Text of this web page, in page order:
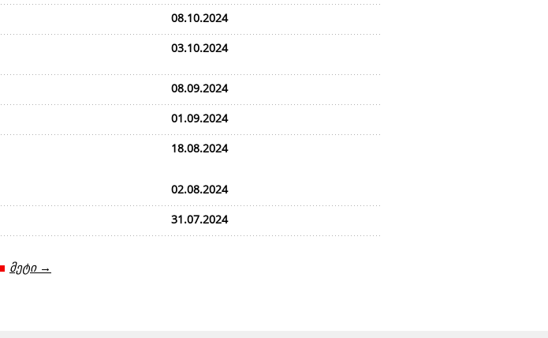
08.10.2024
03.10.2024
08.09.2024
01.09.2024
18.08.2024
02.08.2024
31.07.2024
მეტი →